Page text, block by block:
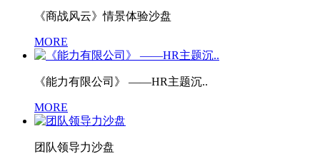
《商战风云》情景体验沙盘
MORE
《能力有限公司》 ——HR主题沉..
MORE
团队领导力沙盘